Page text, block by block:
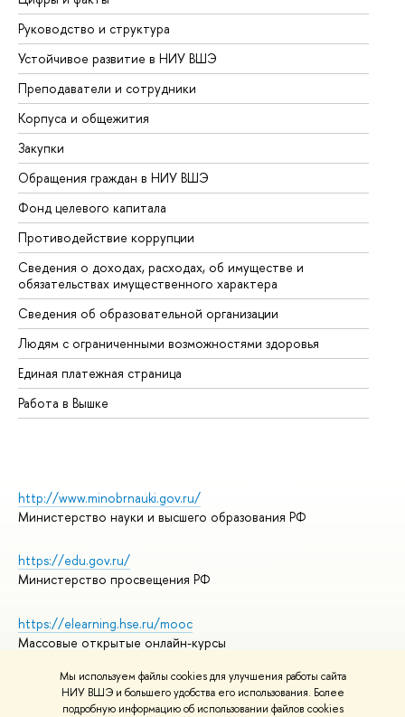
Мы используем файлы cookies для улучшения работы сайта
НИУ ВШЭ и большего удобства его использования. Более
подробную информацию об использовании файлов cookies
Руководство и структура
Устойчивое развитие в НИУ ВШЭ
Преподаватели и сотрудники
Корпуса и общежития
Закупки
Обращения граждан в НИУ ВШЭ
Фонд целевого капитала
Противодействие коррупции
Сведения о доходах, расходах, об имуществе и
обязательствах имущественного характера
Сведения об образовательной организации
Людям с ограниченными возможностями здоровья
Единая платежная страница
Работа в Вышке
http://www.minobrnauki.gov.ru/
Министерство науки и высшего образования РФ
https://edu.gov.ru/
Министерство просвещения РФ
https://elearning.hse.ru/mooc
Массовые открытые онлайн-курсы
© НИУ ВШЭ 1993–2026 Адреса и контакты